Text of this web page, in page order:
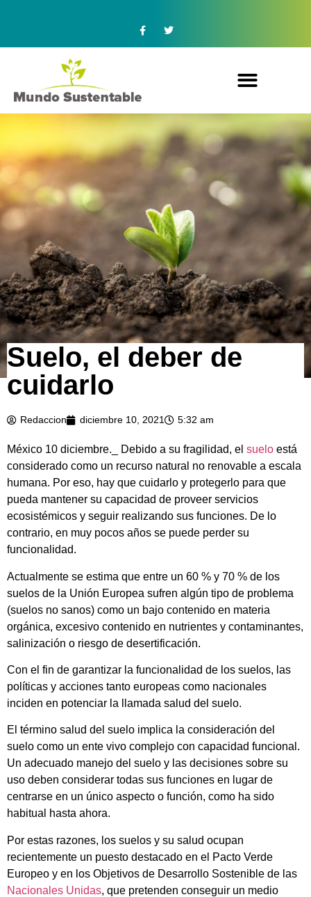
Suelo, el deber de
cuidarlo
Redaccion diciembre 10, 2021 5:32 am
México 10 diciembre._ Debido a su fragilidad, el suelo está
considerado como un recurso natural no renovable a escala
humana. Por eso, hay que cuidarlo y protegerlo para que
pueda mantener su capacidad de proveer servicios
ecosistémicos y seguir realizando sus funciones. De lo
contrario, en muy pocos años se puede perder su
funcionalidad.
Actualmente se estima que entre un 60 % y 70 % de los
suelos de la Unión Europea sufren algún tipo de problema
(suelos no sanos) como un bajo contenido en materia
orgánica, excesivo contenido en nutrientes y contaminantes,
salinización o riesgo de desertificación.
Con el fin de garantizar la funcionalidad de los suelos, las
políticas y acciones tanto europeas como nacionales
inciden en potenciar la llamada salud del suelo.
El término salud del suelo implica la consideración del
suelo como un ente vivo complejo con capacidad funcional.
Un adecuado manejo del suelo y las decisiones sobre su
uso deben considerar todas sus funciones en lugar de
centrarse en un único aspecto o función, como ha sido
habitual hasta ahora.
Por estas razones, los suelos y su salud ocupan
recientemente un puesto destacado en el Pacto Verde
Europeo y en los Objetivos de Desarrollo Sostenible de las
Nacionales Unidas, que pretenden conseguir un medio